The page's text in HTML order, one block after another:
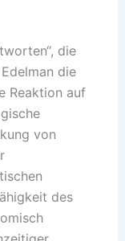
die
die
Reaktion auf
von
des